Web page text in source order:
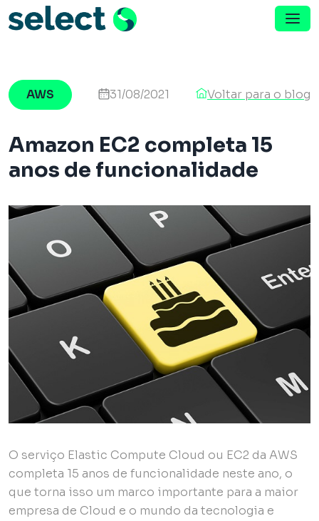
Menu de Navegação
AWS 31/08/2021 Voltar para o blog
Amazon EC2 completa 15
anos de funcionalidade
O serviço Elastic Compute Cloud ou EC2 da AWS
completa 15 anos de funcionalidade neste ano, o
que torna isso um marco importante para a maior
empresa de Cloud e o mundo da tecnologia e